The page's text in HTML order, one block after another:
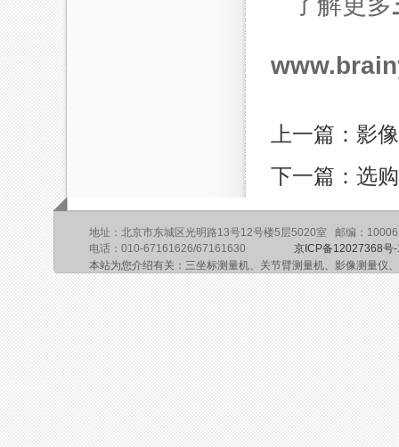
上一篇：影
下一篇：选
地址：北京市东城区光明路13号12号楼5层5020室 邮编：
电话：010-67161626/67161630 京ICP备12027368号
本站为您介绍有关：三坐标测量机、关节臂测量机、影像测量仪